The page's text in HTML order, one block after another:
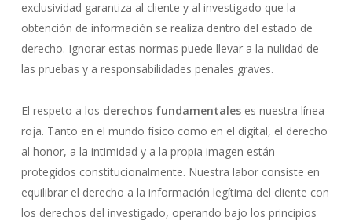
exclusividad garantiza al cliente y al investigado que la
obtención de información se realiza dentro del estado de
derecho. Ignorar estas normas puede llevar a la nulidad de
las pruebas y a responsabilidades penales graves.
El respeto a los derechos fundamentaleses nuestra línea
roja. Tanto en el mundo físico como en el digital, el derecho
al honor, a la intimidad y a la propia imagen están
protegidos constitucionalmente. Nuestra labor consiste en
equilibrar el derecho a la información legítima del cliente con
los derechos del investigado, operando bajo los principios